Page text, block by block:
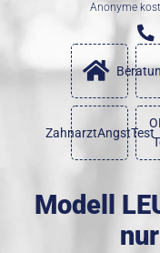
Anonyme
ZahnarztAngstTest
Modell